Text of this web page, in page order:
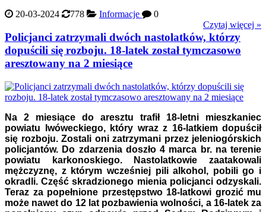
20-03-2024
778 Informacje
0
Czytaj więcej »
Policjanci zatrzymali dwóch nastolatków, którzy
dopuścili się rozboju. 18-latek został tymczasowo
aresztowany na 2 miesiące
Na 2 miesiące do aresztu trafił 18-letni mieszkaniec
powiatu lwóweckiego, który wraz z 16-latkiem dopuścił
się rozboju. Zostali oni zatrzymani przez jeleniogórskich
policjantów. Do zdarzenia doszło 4 marca br. na terenie
powiatu karkonoskiego. Nastolatkowie zaatakowali
mężczyznę, z którym wcześniej pili alkohol, pobili go i
okradli. Część skradzionego mienia policjanci odzyskali.
Teraz za popełnione przestępstwo 18-latkowi grozić mu
może nawet do 12 lat pozbawienia wolności, a 16-latek za